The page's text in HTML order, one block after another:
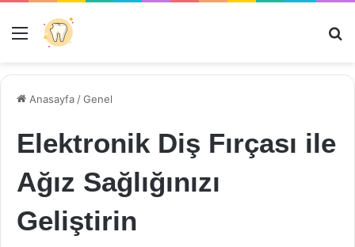
Menü
Anasayfa /Genel
Elektronik Diş Fırçası ile
Ağız Sağlığınızı
Geliştirin